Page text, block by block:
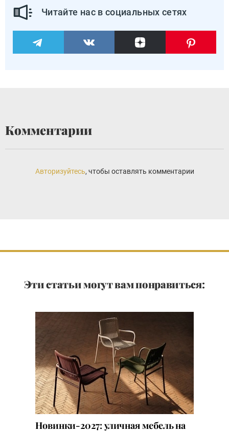
Читайте нас в социальных сетях
Комментарии
Авторизуйтесь, чтобы оставлять комментарии
Эти статьи могут вам понравиться:
Новинки-2027: уличная мебель на